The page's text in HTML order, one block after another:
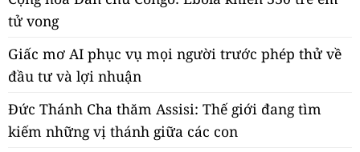
tử vong
Giấc mơ AI phục vụ mọi người trước phép thử về
đầu tư và lợi nhuận
Đức Thánh Cha thăm Assisi: Thế giới đang tìm
kiếm những vị thánh giữa các con